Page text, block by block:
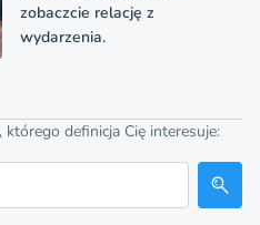
zobaczcie relację z
wydarzenia.
definicja Cię interesuje: